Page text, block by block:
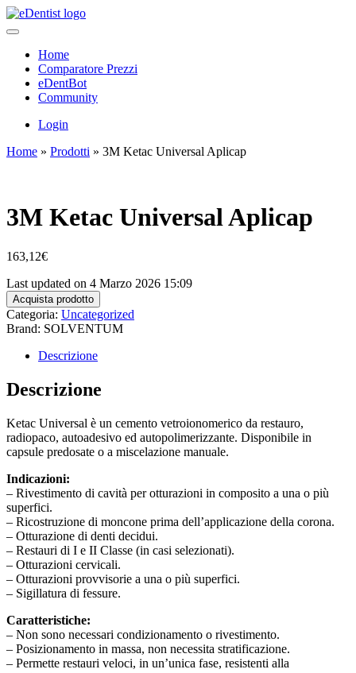
Home
Comparatore Prezzi
eDentBot
Community
Login
Home » Prodotti » 3M Ketac Universal Aplicap
3M Ketac Universal Aplicap
163,12€
Last updated on 4 Marzo 2026 15:09
Acquista prodotto
Categoria: Uncategorized
Brand: SOLVENTUM
Descrizione
Descrizione
Ketac Universal è un cemento vetroionomerico da restauro,
radiopaco, autoadesivo ed autopolimerizzante. Disponibile in
capsule predosate o a miscelazione manuale.
Indicazioni:
– Rivestimento di cavità per otturazioni in composito a una o più
superfici.
– Ricostruzione di moncone prima dell’applicazione della corona.
– Otturazione di denti decidui.
– Restauri di I e II Classe (in casi selezionati).
– Otturazioni cervicali.
– Otturazioni provvisorie a una o più superfici.
– Sigillatura di fessure.
Caratteristiche:
– Non sono necessari condizionamento o rivestimento.
– Posizionamento in massa, non necessita stratificazione.
– Permette restauri veloci, in un’unica fase, resistenti alla